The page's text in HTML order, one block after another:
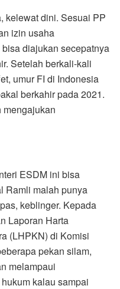
kelewat dini. Sesuai PP
izin usaha
diajukan secepatnya
Setelah berkali-kali
umur FI di Indonesia
berkahir pada 2021.
mengajukan
ESDM ini bisa
Ramli malah punya
keblinger. Kepada
Laporan Harta
(LHPKN) di Komisi
pekan silam,
melampaui
kalau sampai